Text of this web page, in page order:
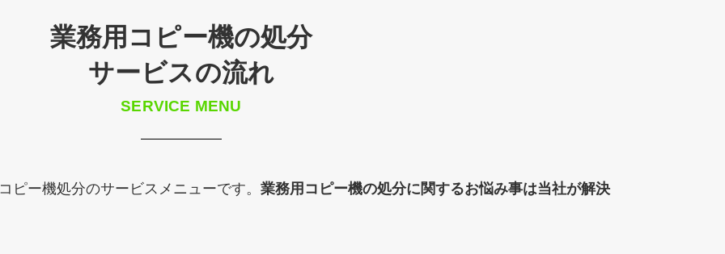
業務用コピー機の処分
サービスの流れ
SERVICE MENU
ピー機処分のサービスメニューです。 業務用コピー機の処分に関するお悩み事は当社が解決